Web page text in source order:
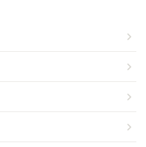
chevron_right
chevron_right
chevron_right
chevron_right